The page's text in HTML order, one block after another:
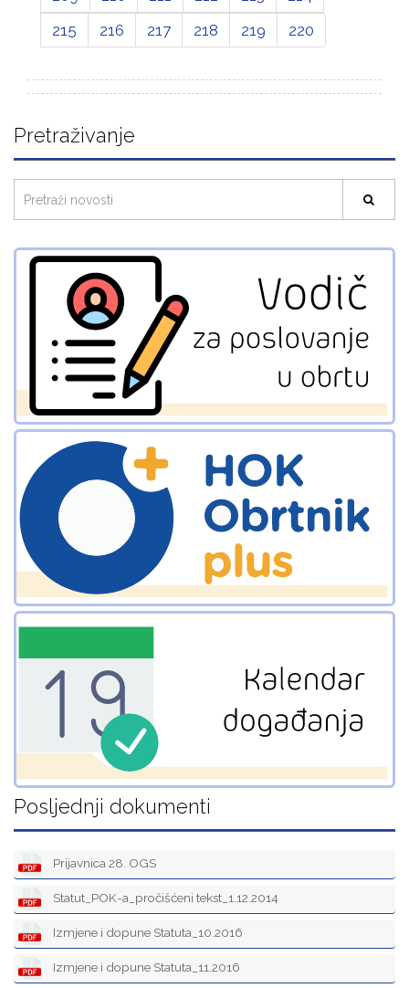
215
216 217 218 219 220
Pretraživanje
Posljednji dokumenti
Prijavnica 28. OGS
Statut_POK-a_pročišćeni tekst_1.12.2014
Izmjene i dopune Statuta_10.2016
Izmjene i dopune Statuta_11.2016